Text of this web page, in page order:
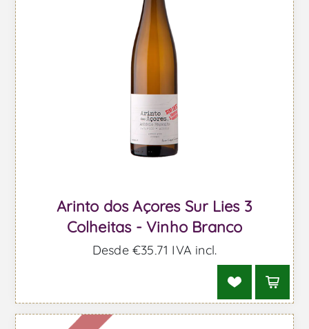
Arinto dos Açores Sur Lies 3
Colheitas - Vinho Branco
Desde €35,71 IVA incl.